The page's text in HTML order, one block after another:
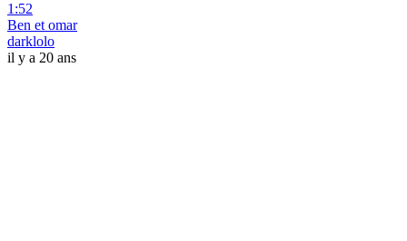
1:52
Ben et omar
darklolo
il y a 20 ans